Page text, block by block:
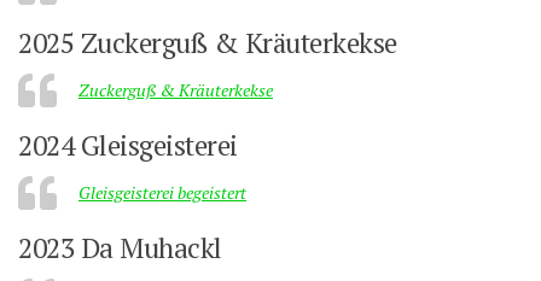
2025 Zuckerguß & Kräuterkekse
Zuckerguß & Kräuterkekse
2024 Gleisgeisterei
Gleisgeisterei begeistert
2023 Da Muhackl